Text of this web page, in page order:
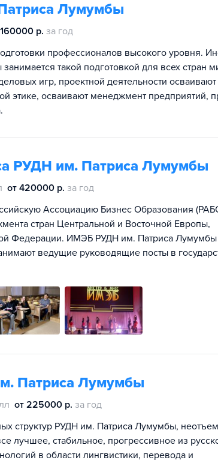
Лумумбы
р. за год
профессионалов высокого уровня.
такой подготовкой для всех стран
игр, проектной деятельности осваивают
этике, осваивают менеджмент предприятий,
РУДН им. Патриса Лумумбы
от 420000 р. за год
Ассоциацию Бизнес Образования
стран Центральной и Восточной Европы,
Федерации. ИМЭБ РУДН им. Патриса
ведущие руководящие посты в
Патриса Лумумбы
от 225000 р. за год
структур РУДН им. Патриса Лумумбы,
лучшее, стабильное, прогрессивное из
в области лингвистики, перевода и